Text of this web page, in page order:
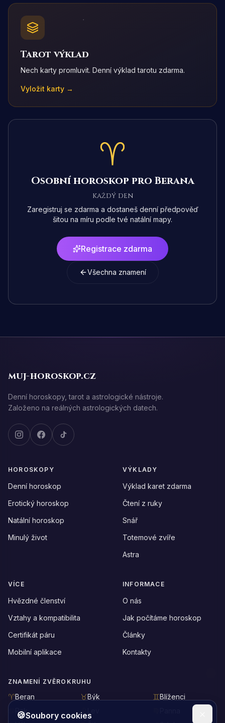
Tarot výklad
Nech karty promluvit. Denní výklad tarotu zdarma.
Vyložit karty →
Osobní horoskop pro Berana
každý den
Zaregistruj se zdarma a dostaneš denní předpověď
šitou na míru podle tvé natální mapy.
Registrace zdarma
Všechna znamení
muj-horoskop.cz
Denní horoskopy, tarot a astrologické nástroje.
Založeno na reálných astrologických datech.
HOROSKOPY
Denní horoskop
Erotický horoskop
Natální horoskop
Minulý život
VÝKLADY
Výklad karet zdarma
Čtení z ruky
Snář
Totemové zvíře
Astra
VÍCE
Hvězdné členství
Vztahy a kompatibilita
Certifikát páru
Mobilní aplikace
INFORMACE
O nás
Jak počítáme horoskop
Články
Kontakty
ZNAMENÍ ZVĚROKRUHU
Beran Býk
Blíženci
Rak
🍪Soubory cookies